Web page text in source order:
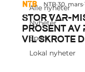
Alle nyheter
Nyheter
Sport
Lokal nyheter
Stor VAR-
prosent av
vil skrote
NTB 30. mars